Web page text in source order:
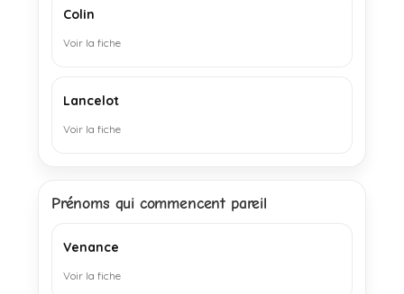
Colin
Voir la fiche
Lancelot
Voir la fiche
Prénoms qui commencent pareil
Venance
Voir la fiche